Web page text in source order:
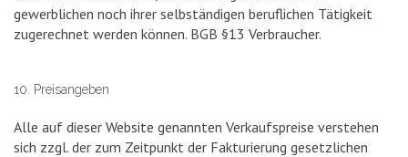
gewerblichen noch ihrer selbständigen beruflichen Tätigkeit
zugerechnet werden können. BGB §13 Verbraucher.
10. Preisangeben
Alle auf dieser Website genannten Verkaufspreise verstehen
sich zzgl. der zum Zeitpunkt der Fakturierung gesetzlichen